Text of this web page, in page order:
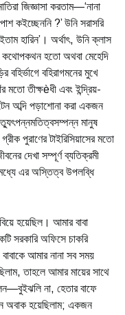
জিজ্ঞাসা করতাম—‘নানা
কইচ্ছেননি ?’ উনি সরাসরি
হারিন’। অর্থাৎ, উনি ক্লাস
কথোপকথন হতো অথবা মেহেদি
বহির্ভাগে বহিরাগমনের মুখে
মতো তীক্ষèধী এবং ইন্দ্রিয়-
অব্দি পড়াশোনা করা একজন
মানুষ
পুরাণের টাইরিসিয়াসের মতো
দেখা সম্পূর্ণ ব্যতিক্রমী
মধ্যে এর অস্তিত্ব উপলব্ধি
হয়েছিল। আমার বাবা
সরকারি অফিসে চাকরি
আমার নানা সব সময়
তাহলে আমার মায়ের সাথে
না, হেতার বাফে
অবাক হয়েছিলাম; একজন